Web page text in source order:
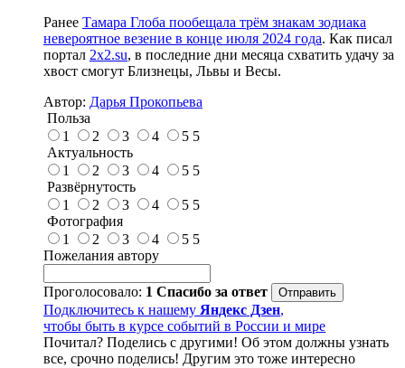
Ранее Тамара Глоба пообещала трём знакам зодиака
невероятное везение в конце июля 2024 года. Как писал
портал 2x2.su, в последние дни месяца схватить удачу за
хвост смогут Близнецы, Львы и Весы.
Автор: Дарья Прокопьева
Польза
1
2 3 4 5 5
Актуальность
1
2 3 4 5 5
Развёрнутость
1
2 3 4 5 5
Фотография
1
2 3 4 5 5
Пожелания автору
Проголосовало: 1 Спасибо за ответ
Подключитесь к нашему Яндекс Дзен,
чтобы быть в курсе событий в России и мире
Почитал? Поделись с другими! Об этом должны узнать
все, срочно поделись! Другим это тоже интересно